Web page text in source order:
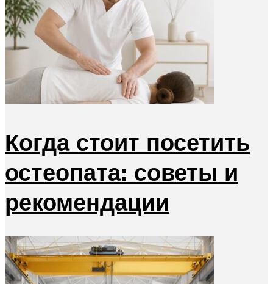
Когда стоит посетить
остеопата: советы и
рекомендации